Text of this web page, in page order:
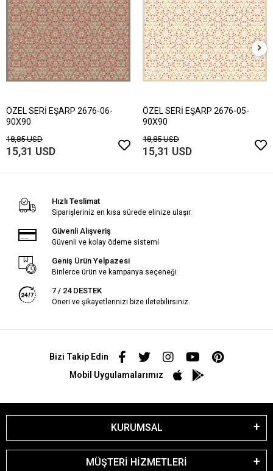
ÖZEL SERİ EŞARP 2676-06-
90X90
18,85 USD
15,31 USD
ÖZEL SERİ EŞARP 2676-05-
90X90
18,85 USD
15,31 USD
Hızlı Teslimat
Siparişleriniz en kısa sürede elinize ulaşır.
Güvenli Alışveriş
Güvenli ve kolay ödeme sistemi
Geniş Ürün Yelpazesi
Binlerce ürün ve kampanya seçeneği
7 / 24 DESTEK
Öneri ve şikayetlerinizi bize iletebilirsiniz.
Bizi Takip Edin
Mobil Uygulamalarımız
KURUMSAL
MÜŞTERİ HİZMETLERİ